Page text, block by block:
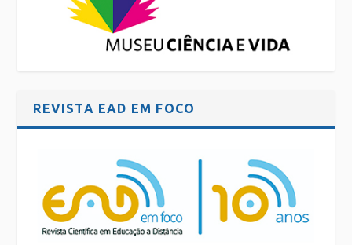
REVISTA EAD EM FOCO